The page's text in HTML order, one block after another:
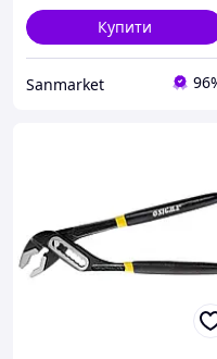
Купити
Sanmarket